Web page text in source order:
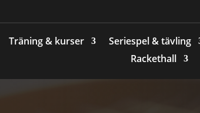
Träning & kurser Seriespel & tävling
Rackethall